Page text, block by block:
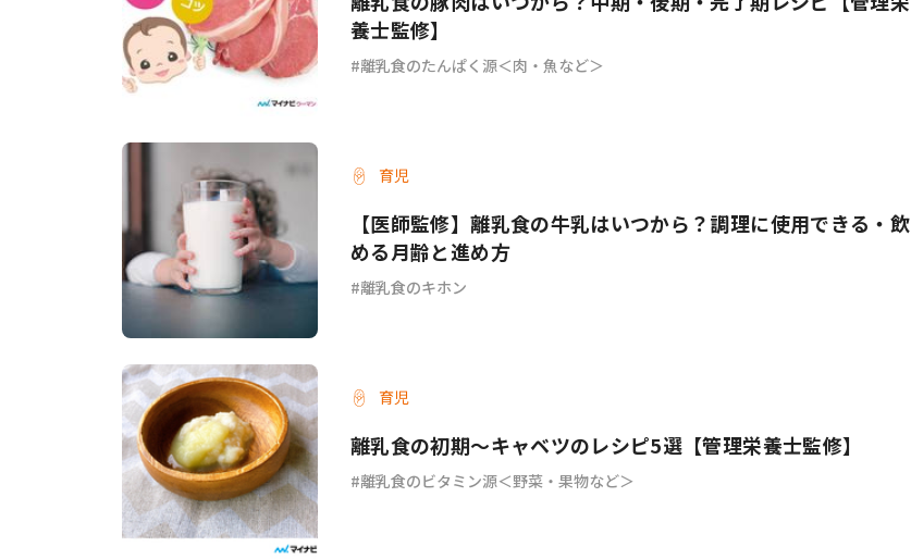
養士監修】
離乳食のたんぱく源＜肉・魚など＞
育児
【医師監修】離乳食の牛乳はいつから？調理に使用できる・飲
める月齢と進め方
離乳食のキホン
育児
離乳食の初期〜キャベツのレシピ5選【管理栄養士監修】
離乳食のビタミン源＜野菜・果物など＞